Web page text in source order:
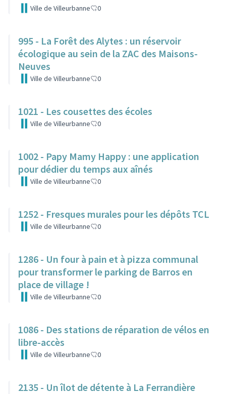
Ville de Villeurbanne 0
995 - La Forêt des Alytes : un réservoir
écologique au sein de la ZAC des Maisons-
Neuves
Ville de Villeurbanne 0
1021 - Les cousettes des écoles
Ville de Villeurbanne 0
1002 - Papy Mamy Happy : une application
pour dédier du temps aux aînés
Ville de Villeurbanne 0
1252 - Fresques murales pour les dépôts TCL
Ville de Villeurbanne 0
1286 - Un four à pain et à pizza communal
pour transformer le parking de Barros en
place de village !
Ville de Villeurbanne 0
1086 - Des stations de réparation de vélos en
libre-accès
Ville de Villeurbanne 0
2135 - Un îlot de détente à La Ferrandière